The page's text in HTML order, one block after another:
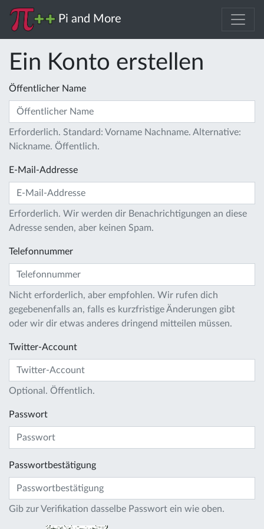
Pi and More
Ein Konto erstellen
Öffentlicher Name
Erforderlich. Standard: Vorname Nachname. Alternative:
Nickname. Öffentlich.
E-Mail-Addresse
Erforderlich. Wir werden dir Benachrichtigungen an diese
Adresse senden, aber keinen Spam.
Telefonnummer
Nicht erforderlich, aber empfohlen. Wir rufen dich
gegebenenfalls an, falls es kurzfristige Änderungen gibt
oder wir dir etwas anderes dringend mitteilen müssen.
Twitter-Account
Optional. Öffentlich.
Passwort
Passwortbestätigung
Gib zur Verifikation dasselbe Passwort ein wie oben.